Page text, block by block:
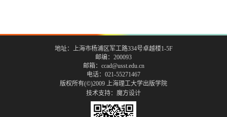
地址：上海市杨浦区军工路334号卓越楼1-5F
邮编：200093
邮箱：ccad@usst.edu.cn
电话：021-55271467
版权所有(©)2009 上海理工大学出版学院
技术支持： 魔方设计